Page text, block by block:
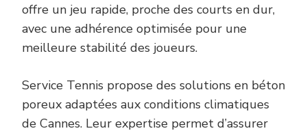
offre un jeu rapide, proche des courts en dur,
avec une adhérence optimisée pour une
meilleure stabilité des joueurs.
Service Tennis propose des solutions en béton
poreux adaptées aux conditions climatiques
de Cannes. Leur expertise permet d’assurer